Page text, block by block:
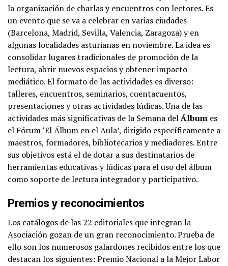
la organización de charlas y encuentros con lectores. Es
un evento que se va a celebrar en varias ciudades
(Barcelona, Madrid, Sevilla, Valencia, Zaragoza) y en
algunas localidades asturianas en noviembre. La idea es
consolidar lugares tradicionales de promoción de la
lectura, abrir nuevos espacios y obtener impacto
mediático. El formato de las actividades es diverso:
talleres, encuentros, seminarios, cuentacuentos,
presentaciones y otras actividades lúdicas. Una de las
actividades más significativas de la ​Semana delÁlbum ​es
el Fórum ​‘El Álbum en el Aula’​, dirigido específicamente a
maestros, formadores, bibliotecarios y mediadores. Entre
sus objetivos está el de dotar a sus destinatarios de
herramientas educativas y lúdicas para el uso del álbum
como soporte de lectura integrador y participativo.
Premios y reconocimientos
Los catálogos de las 22 editoriales que integran la
Asociación gozan de un gran reconocimiento. Prueba de
ello son los ​numerosos galardones recibidos ​entre los que
destacan los siguientes: Premio Nacional a la Mejor Labor